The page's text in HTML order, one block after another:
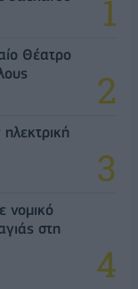
Θέατρο
νομικό
στη